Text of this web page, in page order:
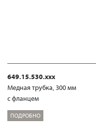
649.15.530.xxx
Медная трубка, 300 мм
с фланцем
ПОДРОБНО